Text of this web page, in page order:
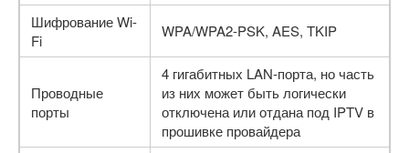
Шифрование Wi-
Fi
WPA/WPA2-PSK, AES, TKIP
Проводные
порты
4 гигабитных LAN-порта, но часть
из них может быть логически
отключена или отдана под IPTV в
прошивке провайдера